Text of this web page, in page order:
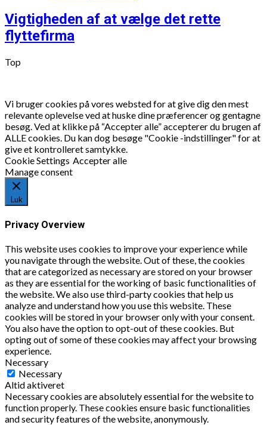
Vigtigheden af at vælge det rette
flyttefirma
Top
Vi bruger cookies på vores websted for at give dig den mest
relevante oplevelse ved at huske dine præferencer og gentagne
besøg. Ved at klikke på “Accepter alle” accepterer du brugen af
ALLE cookies. Du kan dog besøge "Cookie -indstillinger" for at
give et kontrolleret samtykke.
Cookie Settings Accepter alle
Manage consent
Luk
Privacy Overview
This website uses cookies to improve your experience while
you navigate through the website. Out of these, the cookies
that are categorized as necessary are stored on your browser
as they are essential for the working of basic functionalities of
the website. We also use third-party cookies that help us
analyze and understand how you use this website. These
cookies will be stored in your browser only with your consent.
You also have the option to opt-out of these cookies. But
opting out of some of these cookies may affect your browsing
experience.
Necessary
Necessary
Altid aktiveret
Necessary cookies are absolutely essential for the website to
function properly. These cookies ensure basic functionalities
and security features of the website, anonymously.